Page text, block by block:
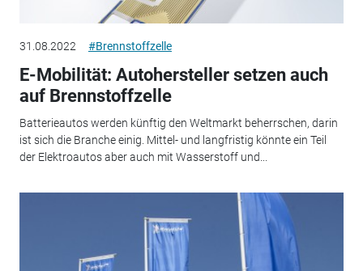
31.08.2022 #Brennstoffzelle
E-Mobilität: Autohersteller setzen auch
auf Brennstoffzelle
Batterieautos werden künftig den Weltmarkt beherrschen, darin
ist sich die Branche einig. Mittel- und langfristig könnte ein Teil
der Elektroautos aber auch mit Wasserstoff und...